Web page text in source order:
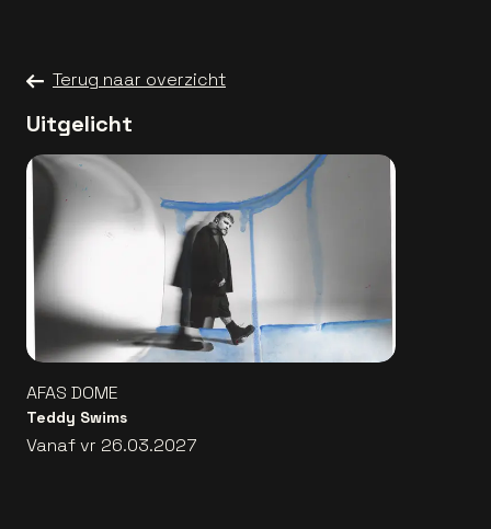
Terug naar overzicht
Uitgelicht
AFAS DOME
Teddy Swims
Vanaf vr 26.03.2027